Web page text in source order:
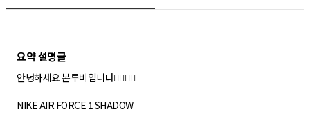
안녕하세요 본투비입니다🙇‍♀️🙇‍♂️
NIKE AIR FORCE 1 SHADOW